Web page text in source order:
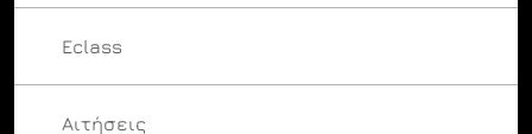
Eclass
Αιτήσεις